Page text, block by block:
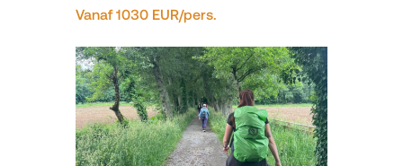
Vanaf 1030 EUR/pers.